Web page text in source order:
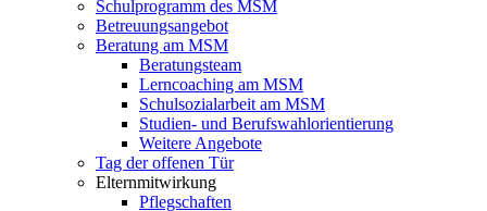
Schulprogramm des MSM
Betreuungsangebot
Beratung am MSM
Beratungsteam
Lerncoaching am MSM
Schulsozialarbeit am MSM
Studien- und Berufswahlorientierung
Weitere Angebote
Tag der offenen Tür
Elternmitwirkung
Pflegschaften